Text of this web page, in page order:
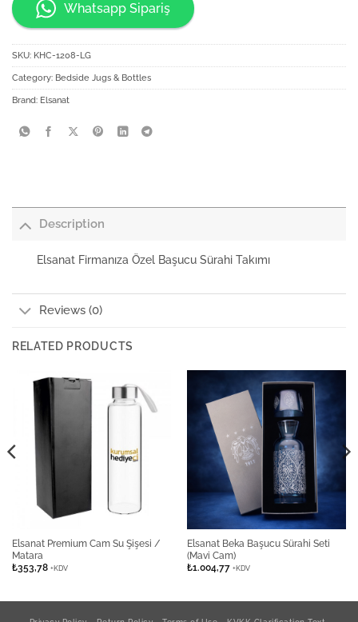
Whatsapp Sipariş
SKU: KHC-1208-LG
Category: Bedside Jugs & Bottles
Brand: Elsanat
Description
Elsanat Firmanıza Özel Başucu Sürahi Takımı
Reviews (0)
RELATED PRODUCTS
Elsanat Premium Cam Su Şişesi /
Matara
₺353,78 +KDV
Elsanat Beka Başucu Sürahi Seti
(Mavi Cam)
₺1.004,77 +KDV